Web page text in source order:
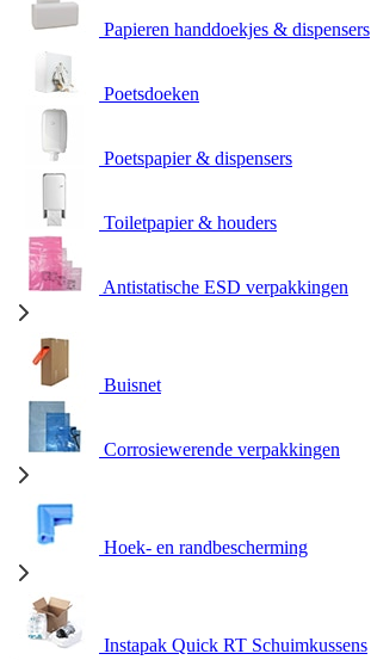
Papieren handdoekjes & dispensers
Poetsdoeken
Poetspapier & dispensers
Toiletpapier & houders
Antistatische ESD verpakkingen
Buisnet
Corrosiewerende verpakkingen
Hoek- en randbescherming
Instapak Quick RT Schuimkussens